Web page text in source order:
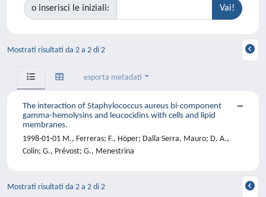
o inserisci le iniziali:
Mostrati risultati da 2 a 2 di 2
esporta metadati
The interaction of Staphylococcus aureus bi-component
gamma-hemolysins and leucocidins with cells and lipid
membranes.
1998-01-01 M., Ferreras; F., Höper; Dalla Serra, Mauro; D. A.,
Colin; G., Prévost; G., Menestrina
Mostrati risultati da 2 a 2 di 2